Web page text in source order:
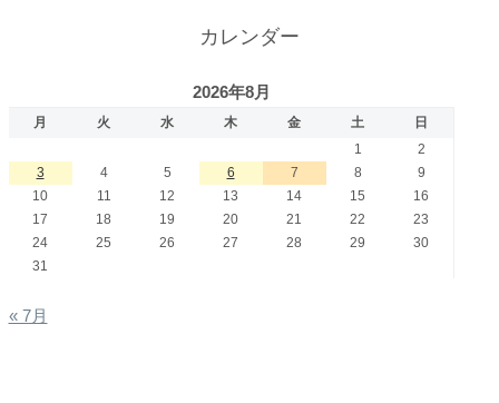
カレンダー
2026年8月
月 火 水 木 金 土
日
1
2
3
4 5 6 7 8
9
10
11 12 13 14 15
16
17
18 19 20 21 22
23
24
25 26 27 28 29
30
31
« 7月